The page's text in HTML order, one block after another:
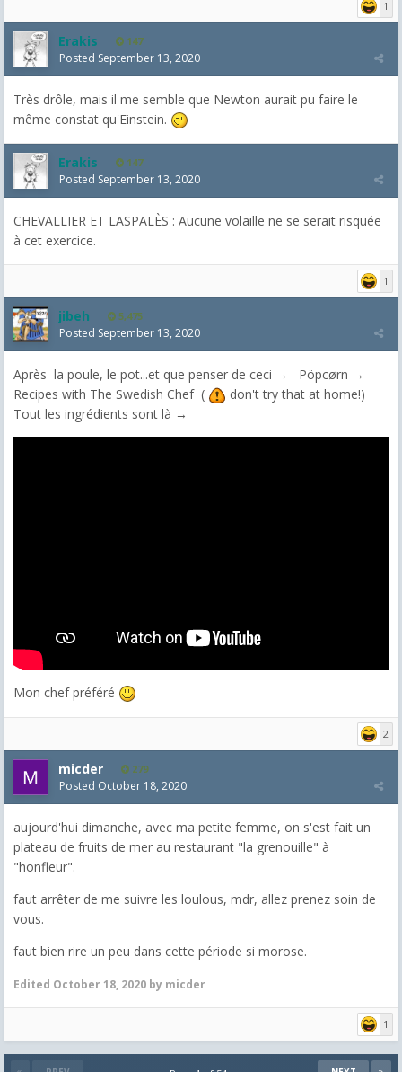
1
Erakis 147
Posted September 13, 2020
Très drôle, mais il me semble que Newton aurait pu faire le
même constat qu'Einstein.
Erakis 147
Posted September 13, 2020
CHEVALLIER ET LASPALÈS : Aucune volaille ne se serait risquée
à cet exercice.
1
jibeh 5,475
Posted September 13, 2020
Après la poule, le pot...et que penser de ceci → Pöpcørn →
Recipes with The Swedish Chef (
don't try that at home!)
Tout les ingrédients sont là →
Mon chef préféré
2
micder 279
Posted October 18, 2020
aujourd'hui dimanche, avec ma petite femme, on s'est fait un
plateau de fruits de mer au restaurant "la grenouille" à
"honfleur".
faut arrêter de me suivre les loulous, mdr, allez prenez soin de
vous.
faut bien rire un peu dans cette période si morose.
Edited October 18, 2020 by micder
1